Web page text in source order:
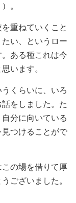
。
重ねていくこと
い、というロー
ある種これは今
います。
くらいに、いろ
をしました。た
分に向いている
つけることがで
の場を借りて厚
ございました。